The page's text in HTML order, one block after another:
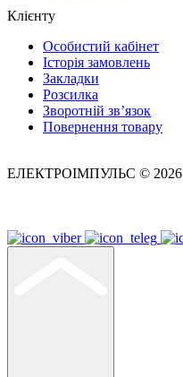
Клієнту
Особистий кабінет
Історія замовлень
Закладки
Розсилка
Зворотній зв’язок
Повернення товару
ЕЛЕКТРОІМПУЛЬС © 2026